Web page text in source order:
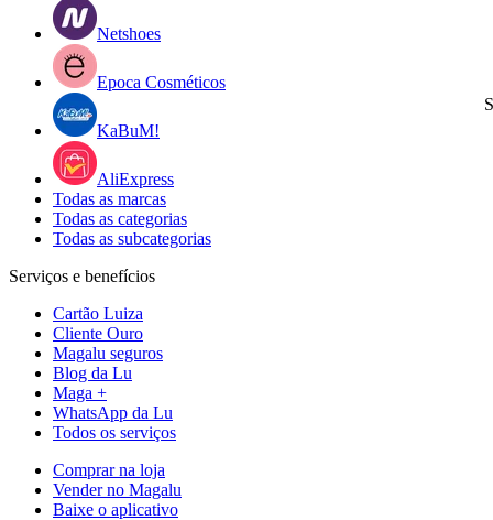
Netshoes
Epoca Cosméticos
KaBuM!
AliExpress
Todas as marcas
Todas as categorias
Todas as subcategorias
Serviços e benefícios
Cartão Luiza
Cliente Ouro
Magalu seguros
Blog da Lu
Maga +
WhatsApp da Lu
Todos os serviços
Comprar na loja
Vender no Magalu
Baixe o aplicativo